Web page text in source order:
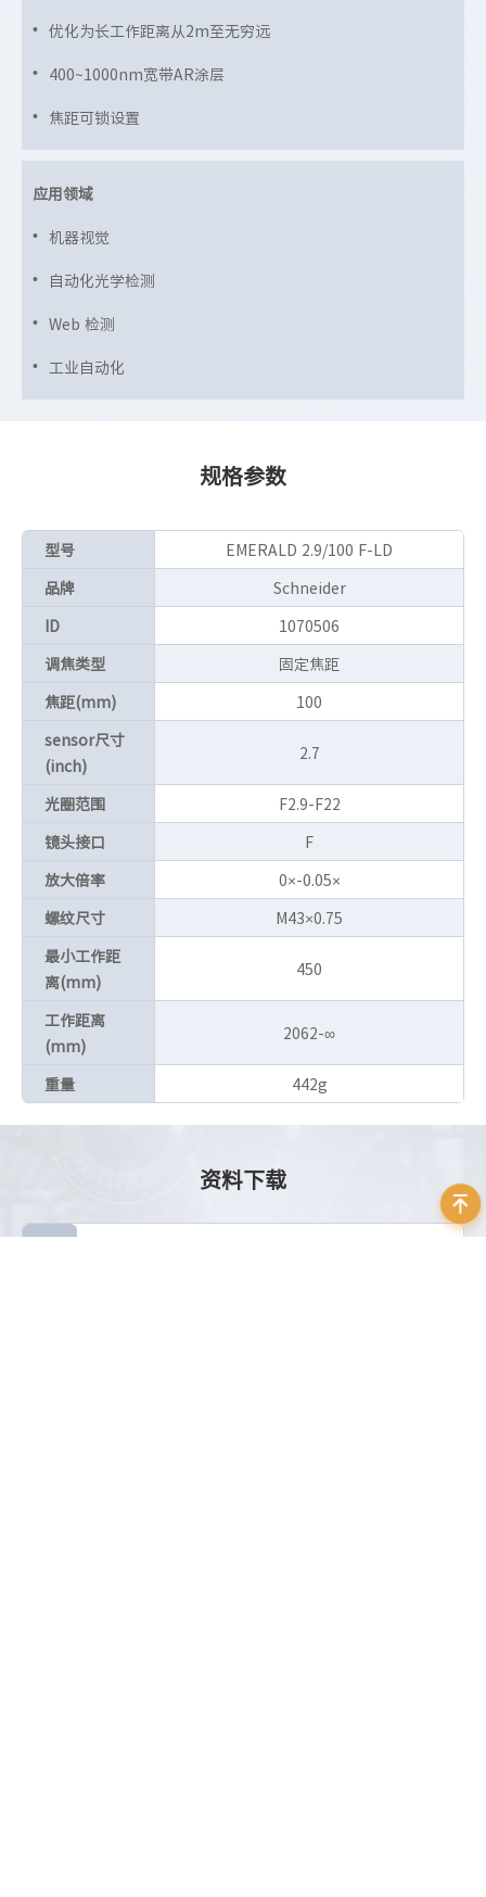
优化为长工作距离从2m至无穷远
400~1000nm宽带AR涂层
焦距可锁设置
应用领域
机器视觉
自动化光学检测
Web 检测
工业自动化
规格参数
型号
EMERALD 2.9/100 F-LD
品牌
Schneider
ID
1070506
调焦类型
固定焦距
焦距(mm)
100
sensor尺寸
(inch)
2.7
光圈范围
F2.9-F22
镜头接口
F
放大倍率
0×-0.05×
螺纹尺寸
M43×0.75
最小工作距
离(mm)
450
工作距离
(mm)
2062-∞
重量 442g
资料下载